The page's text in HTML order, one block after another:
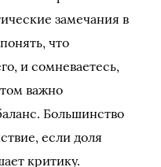
замечания в
что
и сомневаетесь,
важно
Большинство
если доля
критику.